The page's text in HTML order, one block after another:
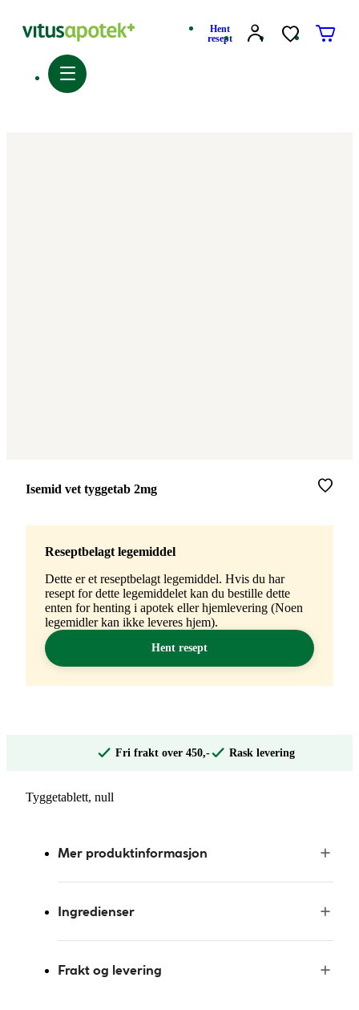
Hent
resept
Merke:
Isemid vet tyggetab 2mg
Reseptbelagt legemiddel
Dette er et reseptbelagt legemiddel. Hvis du har
resept for dette legemiddelet kan du bestille dette
enten for henting i apotek eller hjemlevering (Noen
legemidler kan ikke leveres hjem).
Hent resept
Fri frakt over 450,- Rask levering
Tyggetablett, null
Mer produktinformasjon
Ingredienser
Frakt og levering